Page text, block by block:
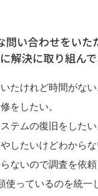
問い合わせをいた
解決に取り組ん
たけれど時間がない
をしたい。
テムの復旧をしたい
したいけどわからな
ないので調査を依頼
使っているのを統一